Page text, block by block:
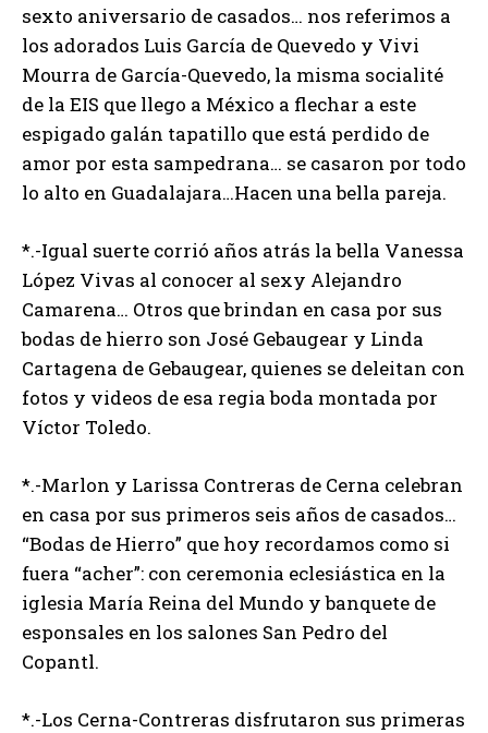
sexto aniversario de casados… nos referimos a
los adorados Luis García de Quevedo y Vivi
Mourra de García-Quevedo, la misma socialité
de la EIS que llego a México a flechar a este
espigado galán tapatillo que está perdido de
amor por esta sampedrana… se casaron por todo
lo alto en Guadalajara…Hacen una bella pareja.
*.-Igual suerte corrió años atrás la bella Vanessa
López Vivas al conocer al sexy Alejandro
Camarena… Otros que brindan en casa por sus
bodas de hierro son José Gebaugear y Linda
Cartagena de Gebaugear, quienes se deleitan con
fotos y videos de esa regia boda montada por
Víctor Toledo.
*.-Marlon y Larissa Contreras de Cerna celebran
en casa por sus primeros seis años de casados…
“Bodas de Hierro” que hoy recordamos como si
fuera “acher”: con ceremonia eclesiástica en la
iglesia María Reina del Mundo y banquete de
esponsales en los salones San Pedro del
Copantl.
*.-Los Cerna-Contreras disfrutaron sus primeras